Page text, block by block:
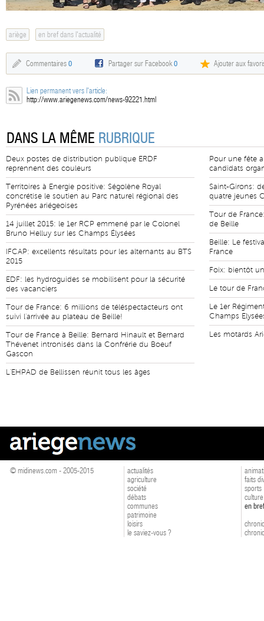
ariège en bref dans l'actualité
Commentaires 0 Partager sur Facebook0 Ajouter aux
Lien permanent vers l'article:
http://www.ariegenews.com/news-92221.html
DANS LA MÊME RUBRIQUE
Deux postes de distribution publique ERDF
reprennent des couleurs
Territoires à Energie positive: Ségolène Royal
concrétise le soutien au Parc naturel régional des
Pyrénées ariégeoises
14 juillet 2015: le 1er RCP emmené par le Colonel
Bruno Helluy sur les Champs Élysées
IFCAP: excellents résultats pour les alternants au BTS
2015
EDF: les hydroguides se mobilisent pour la sécurité
des vacanciers
Tour de France: 6 millions de téléspectacteurs ont
suivi l'arrivée au plateau de Beille!
Tour de France à Beille: Bernard Hinault et Bernard
Thévenet intronisés dans la Confrérie du Boeuf
Gascon
L'EHPAD de Bellissen réunit tous les âges
Pour une fête
candidats
Saint-Girons:
quatre jeunes
Tour de
de Beille
Beille: Le
France
Foix: bientôt
Le tour de
Le 1er
Champs
Les motards
© midinews.com - 2005-2015
actualités
agriculture
société
débats
communes
patrimoine
loisirs
le saviez-vous ?
faits
sports
culture
en bref